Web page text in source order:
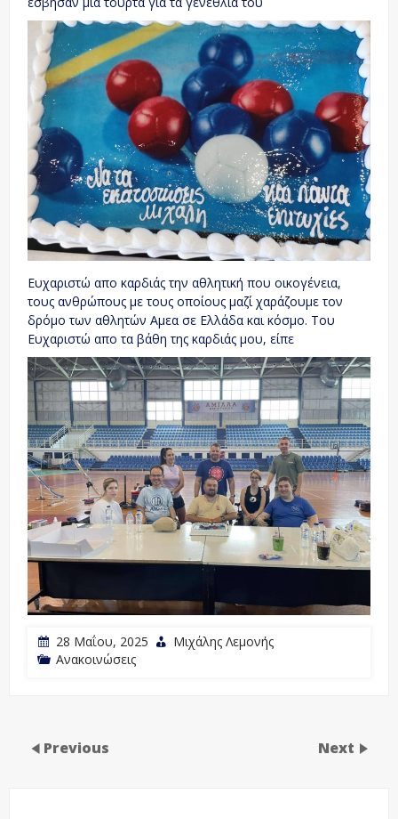
Ευχαριστώ απο καρδιάς την αθλητική που οικογένεια,
τους ανθρώπους με τους οποίους μαζί χαράζουμε τον
δρόμο των αθλητών Αμεα σε Ελλάδα και κόσμο. Του
Ευχαριστώ απο τα βάθη της καρδιάς μου, είπε
28 Μαΐου, 2025
Μιχάλης Λεμονής
Ανακοινώσεις
Previous Next